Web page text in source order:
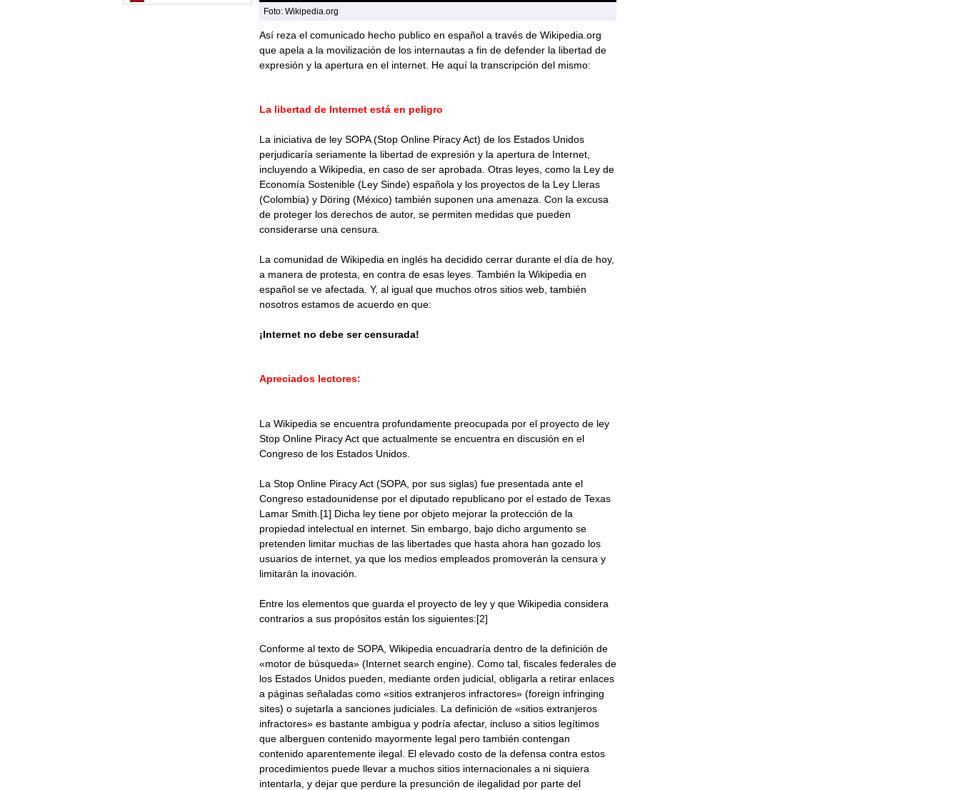
Foto: Wikipedia.org
Así reza el comunicado hecho publico en español a través de Wikipedia.org
que apela a la movilización de los internautas a fin de defender la libertad de
expresión y la apertura en el internet. He aquí la transcripción del mismo:
La libertad de Internet está en peligro
La iniciativa de ley SOPA (Stop Online Piracy Act) de los Estados Unidos
perjudicaría seriamente la libertad de expresión y la apertura de Internet,
incluyendo a Wikipedia, en caso de ser aprobada. Otras leyes, como la Ley de
Economía Sostenible (Ley Sinde) española y los proyectos de la Ley Lleras
(Colombia) y Döring (México) también suponen una amenaza. Con la excusa
de proteger los derechos de autor, se permiten medidas que pueden
considerarse una censura.
La comunidad de Wikipedia en inglés ha decidido cerrar durante el día de hoy,
a manera de protesta, en contra de esas leyes. También la Wikipedia en
español se ve afectada. Y, al igual que muchos otros sitios web, también
nosotros estamos de acuerdo en que:
¡Internet no debe ser censurada!
Apreciados lectores:
La Wikipedia se encuentra profundamente preocupada por el proyecto de ley
Stop Online Piracy Act que actualmente se encuentra en discusión en el
Congreso de los Estados Unidos.
La Stop Online Piracy Act (SOPA, por sus siglas) fue presentada ante el
Congreso estadounidense por el diputado republicano por el estado de Texas
Lamar Smith.[1] Dicha ley tiene por objeto mejorar la protección de la
propiedad intelectual en internet. Sin embargo, bajo dicho argumento se
pretenden limitar muchas de las libertades que hasta ahora han gozado los
usuarios de internet, ya que los medios empleados promoverán la censura y
limitarán la inovación.
Entre los elementos que guarda el proyecto de ley y que Wikipedia considera
contrarios a sus propósitos están los siguientes:[2]
Conforme al texto de SOPA, Wikipedia encuadraría dentro de la definición de
«motor de búsqueda» (Internet search engine). Como tal, fiscales federales de
los Estados Unidos pueden, mediante orden judicial, obligarla a retirar enlaces
a páginas señaladas como «sitios extranjeros infractores» (foreign infringing
sites) o sujetarla a sanciones judiciales. La definición de «sitios extranjeros
infractores» es bastante ambigua y podría afectar, incluso a sitios legítimos
que alberguen contenido mayormente legal pero también contengan
contenido aparentemente ilegal. El elevado costo de la defensa contra estos
procedimientos puede llevar a muchos sitios internacionales a ni siquiera
intentarla, y dejar que perdure la presunción de ilegalidad por parte del